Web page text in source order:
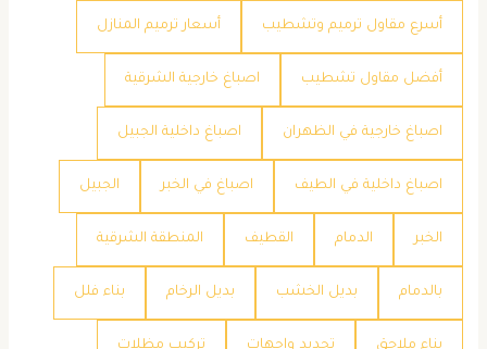
أسرع مقاول ترميم وتشطيب أسعار ترميم المنازل
أفضل مقاول تشطيب اصباغ خارجية الشرقية
اصباغ خارجية في الظهران اصباغ داخلية الجبيل
اصباغ داخلية في الطيف اصباغ في الخبر الجبيل
الخبر الدمام القطيف المنطقة الشرقية
بالدمام بديل الخشب بديل الرخام بناء فلل
بناء ملاحق تجديد واجهات تركيب مظلات